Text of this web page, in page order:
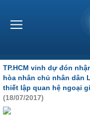
TP.HCM vinh dự đón
hòa nhân chủ nhân dân
thiết lập quan hệ ngoại
(18/07/2017)